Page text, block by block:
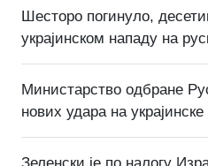
Шесторо погинуло,
украјинском нападу на
Министарство одбране
нових удара на